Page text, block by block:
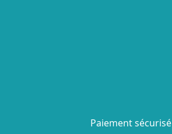
Paiement sécurisé